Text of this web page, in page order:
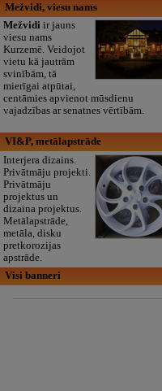
Mežvidi, viesu nams
Mežvidiir jauns
viesu nams
Kurzemē. Veidojot
vietu kā jautrām
svinībām, tā
mierīgai atpūtai,
centāmies apvienot mūsdienu
vajadzības ar senatnes vērtībām.
VI&P, metālapstrāde
Interjera dizains.
Privātmāju projekti.
Privātmāju
projektus un
dizaina projektus.
Metālapstrāde,
metāla, disku
pretkorozijas
apstrāde.
Visi banneri